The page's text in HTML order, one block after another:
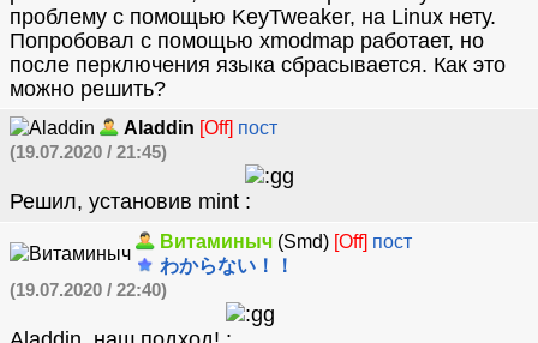
проблему с помощью KeyTweaker, на Linux нету.
Попробовал с помощью xmodmap работает, но
после перключения языка сбрасывается. Как это
можно решить?
Aladdin [Off] пост
(19.07.2020 / 21:45)
Решил, установив mint
Витаминыч (Smd) [Off] пост
わからない！！
(19.07.2020 / 22:40)